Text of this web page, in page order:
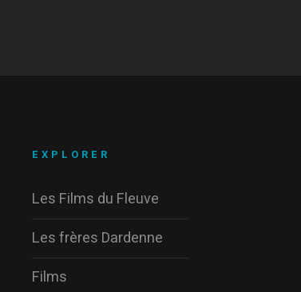
EXPLORER
Les Films du Fleuve
Les frères Dardenne
Films